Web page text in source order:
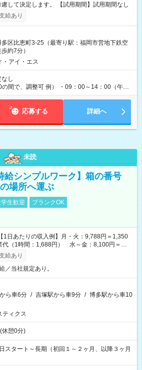
経験・能力を考慮して決定します。 【試用期間】試用期間なし
給あり
区比恵町3-25（最寄り駅：福岡市営地下鉄空
約7分）
・アイ・エス
し
間で、調整可 例） ・09：00～14：00（午後
・10：00～16：00（朝はゆっくりスタート）
に合わせて調整します。 ◎今週は子供の行事
応募する 詳細へ
未読
給シンプルワーク】箱の番号
場所へ運ぶ
学生歓迎
ブランクOK
1日あたりの収入例】月・火：9,788円＝1,350
代（1時間：1,688円） 水～金：8,100円＝
給あり
／当社規定あり。
ら車6分 / 吉塚駅から車9分 / 博多駅から車10
ティクス
休憩0分)
スタート～長期（初回１～２ヶ月、以降３ヶ月